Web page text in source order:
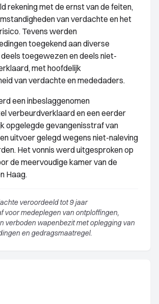
rekening met de ernst van de feiten,
van verdachte en het
Tevens werden
toegekend aan diverse
toegewezen en deels niet-
met hoofdelijk
van verdachte en mededaders.
een inbeslaggenomen
verbeurdverklaard en een eerder
opgelegde gevangenisstraf van
uitvoer gelegd wegens niet-naleving
Het vonnis werd uitgesproken op
de meervoudige kamer van de
Haag.
veroordeeld tot 9 jaar
voor medeplegen van ontploffingen,
verboden wapenbezit met oplegging van
en gedragsmaatregel.